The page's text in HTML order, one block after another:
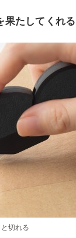
果たしてくれる
切れる